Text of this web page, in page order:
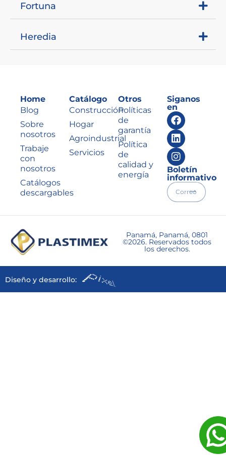
Fortuna
Heredia
Home
Blog
Sobre
nosotros
Trabaje
con
nosotros
Catálogos
descargables
Catálogo
Construcción
Hogar
Agroindustrial
Servicios
Otros
Políticas
de
garantía
Política
de
calidad y
energía
Siganos
en
Boletín
informativo
Panamá, Panamá, 0801
©2026. Reservados todos
los derechos.
Diseño y desarrollo: